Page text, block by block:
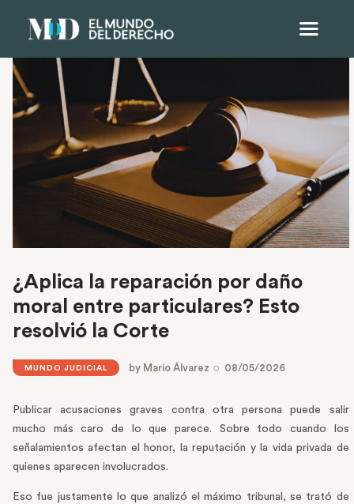
¿Aplica la reparación por daño
moral entre particulares? Esto
resolvió la Corte
MUNDO JUDICIAL by Mario Álvarez 08/05/2026
Publicar acusaciones graves contra otra persona puede salir
mucho más caro de lo que parece. Sobre todo cuando los
señalamientos afectan el honor, la reputación y la vida privada de
quienes aparecen involucrados.
Eso fue justamente lo que analizó el máximo tribunal, se trató de